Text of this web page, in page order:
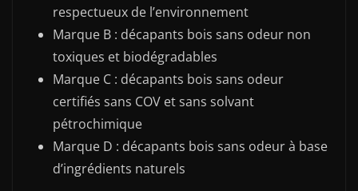
respectueux de l’environnement
Marque B : décapants bois sans odeur non
toxiques et biodégradables
Marque C : décapants bois sans odeur
certifiés sans COV et sans solvant
pétrochimique
Marque D : décapants bois sans odeur à base
d’ingrédients naturels